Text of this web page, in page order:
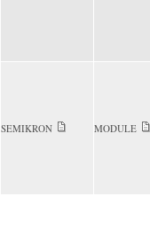
SEMIKRON MODULE